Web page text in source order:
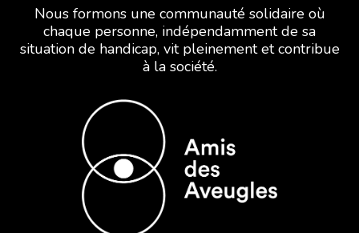
Nous formons une communauté solidaire où
chaque personne, indépendamment de sa
situation de handicap, vit pleinement et contribue
à la société.